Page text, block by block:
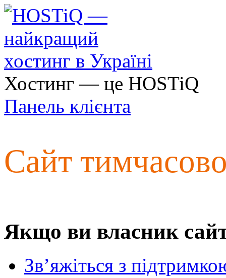
Хостинг — це HOSTiQ
Панель клієнта
Сайт
Якщо ви власник
Зв’яжіться з